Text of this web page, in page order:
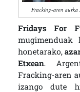
Fracking-aren
Fridays For
honetarako,
Etxean.
Fracking-aren
izango dute